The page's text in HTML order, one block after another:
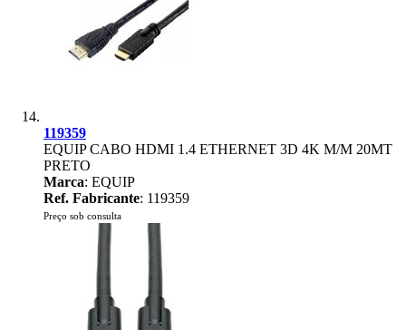
119359
EQUIP CABO HDMI 1.4 ETHERNET 3D 4K M/M 20MT
PRETO
Marca: EQUIP
Ref. Fabricante: 119359
Preço sob consulta